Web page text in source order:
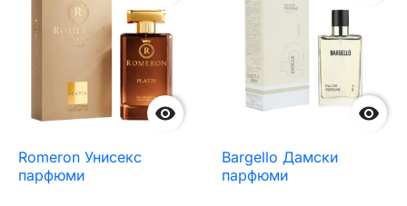

Romeron Унисекс
парфюми

Bargello Дамски
парфюми